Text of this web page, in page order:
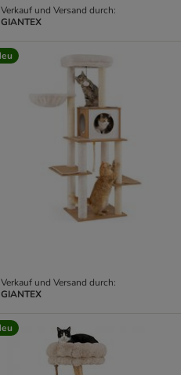
Verkauf und Versand durch:
GIANTEX
Verkauf und Versand durch:
GIANTEX